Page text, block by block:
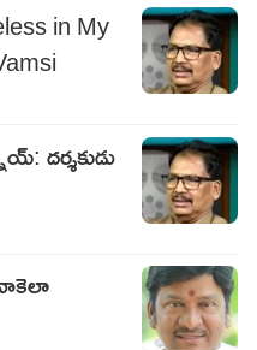
in My
దర్శకుడు